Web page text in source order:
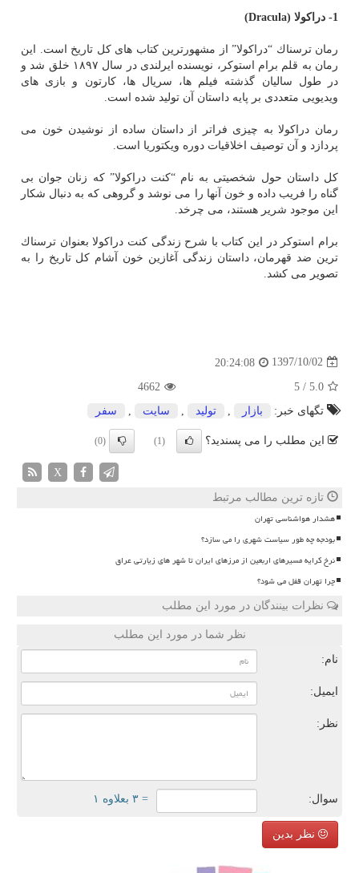
1- دراكولا (Dracula)
رمان ترسناك “دراكولا” از مشهورترین كتاب های كل تاریخ است. این
رمان به قلم برام استوكر، نویسنده ایرلندی در سال ۱۸۹۷ خلق شد و
در طول سالیان گذشته فیلم ها، سریال ها، كارتون و بازی های
ویدیویی متعددی بر پایه داستان آن تولید شده است.
رمان دراكولا به چیزی فراتر از داستان ساده از نوشیدن خون می
پردازد و آن توصیف اخلاقیات دوره ویكتوریا است.
كل داستان حول شخصیتی به نام “كنت دراكولا” كه زنان جوان بی
گناه را فریب داده و خون آنها را می نوشد و گروهی كه به دنبال شكار
این موجود شریر هستند، می چرخد.
برام استوكر در این كتاب با شرح زندگی كنت دراكولا بعنوان ترسناك
ترین ضد قهرمان، داستان زندگی آغازین خون آشام كل تاریخ را به
تصویر می كشد.
1397/10/02
20:24:08
5.0
/
5
4662
تگهای خبر:
بازار تولید سایت سفر
این مطلب را می پسندید؟ (1)
(0)
X
تازه ترین مطالب مرتبط
هشدار هواشناسی تهران
بودجه چه طور سیاست شهری را می سازد؟
نرخ کرایه مسیرهای اربعین از مرزهای ایران تا شهر های زیارتی عراق
چرا تهران قفل می شود؟
نظرات بینندگان در مورد این مطلب
نظر شما در مورد این مطلب
نام:
ایمیل:
نظر:
سوال: = ۳ بعلاوه ۱
نظر بدین